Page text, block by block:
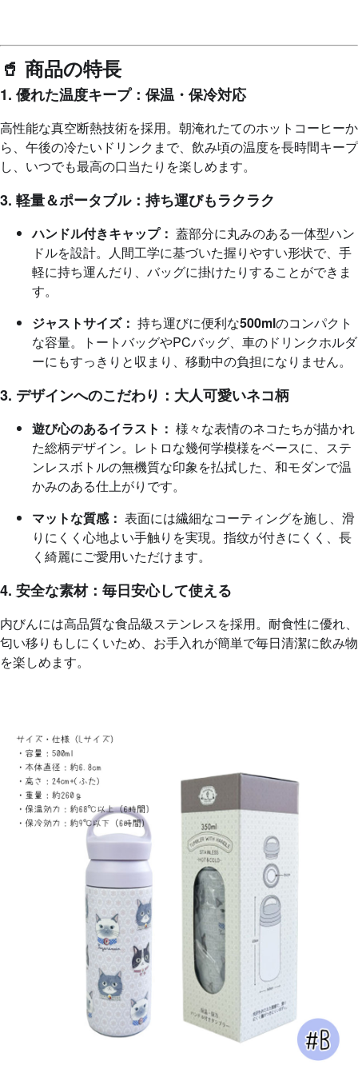
🥤 商品の特長
1. 優れた温度キープ：保温・保冷対応
高性能な真空断熱技術を採用。朝淹れたてのホットコーヒーか
ら、午後の冷たいドリンクまで、飲み頃の温度を長時間キープ
し、いつでも最高の口当たりを楽しめます。
3. 軽量＆ポータブル：持ち運びもラクラク
ハンドル付きキャップ： 蓋部分に丸みのある一体型ハン
ドルを設計。人間工学に基づいた握りやすい形状で、手
軽に持ち運んだり、バッグに掛けたりすることができま
す。
ジャストサイズ： 持ち運びに便利な500mlのコンパクト
な容量。トートバッグやPCバッグ、車のドリンクホルダ
ーにもすっきりと収まり、移動中の負担になりません。
3. デザインへのこだわり：大人可愛いネコ柄
遊び心のあるイラスト： 様々な表情のネコたちが描かれ
た総柄デザイン。レトロな幾何学模様をベースに、ステ
ンレスボトルの無機質な印象を払拭した、和モダンで温
かみのある仕上がりです。
マットな質感： 表面には繊細なコーティングを施し、滑
りにくく心地よい手触りを実現。指纹が付きにくく、長
く綺麗にご愛用いただけます。
4. 安全な素材：毎日安心して使える
内びんには高品質な食品級ステンレスを採用。耐食性に優れ、
匂い移りもしにくいため、お手入れが簡単で毎日清潔に飲み物
を楽しめます。